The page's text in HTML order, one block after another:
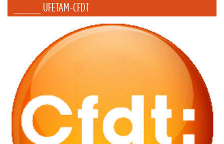
_____ UFETAM-CFDT